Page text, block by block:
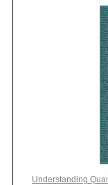
Understanding